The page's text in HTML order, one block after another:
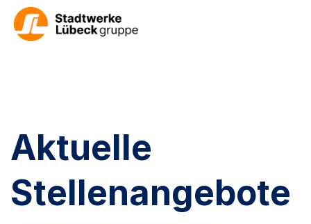
Aktuelle
Stellenangebote